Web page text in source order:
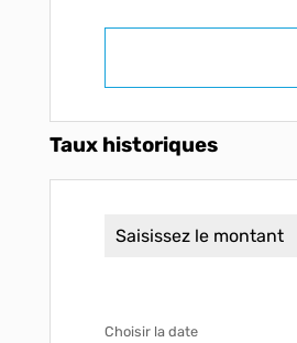
Taux historiques
Choisir la date